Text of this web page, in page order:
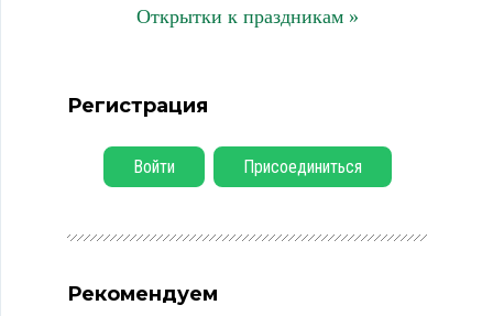
Открытки к праздникам »
Регистрация
Войти Присоединиться
Рекомендуем